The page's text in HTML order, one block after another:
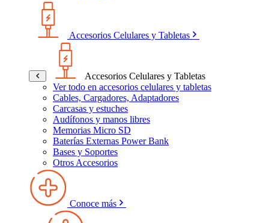
Accesorios Celulares y Tabletas
Accesorios Celulares y Tabletas
Ver todo en accesorios celulares y tabletas
Cables, Cargadores, Adaptadores
Carcasas y estuches
Audífonos y manos libres
Memorias Micro SD
Baterías Externas Power Bank
Bases y Soportes
Otros Accesorios
Conoce más